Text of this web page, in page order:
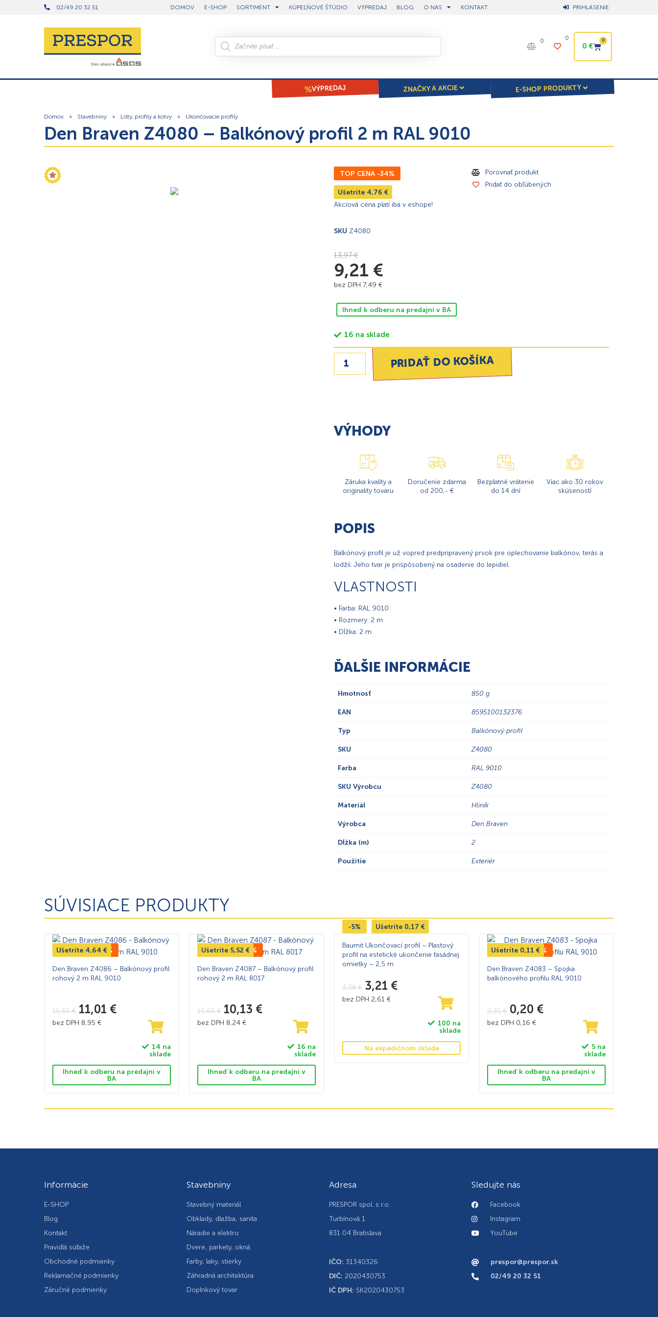
02/49 20 32 51 DOMOV E-SHOP SORTIMENT KÚPEĽŇOVÉ ŠTÚDIO VÝPREDAJ BLOG O NÁS KONTAKT PRIHLÁSENIE
0 0
0€
0
VÝPREDAJ ZNAČKY A AKCIE E-SHOP PRODUKTY
Domov » Stavebniny » Lišty, profily a kotvy » Ukončovacie profily
Den Braven Z4080 – Balkónový profil 2 m RAL 9010
TOP CENA -34%
Ušetríte 4,76 €
Akciová cena platí iba v eshope!
SKU Z4080
Porovnať produkt
Pridať do obľúbených
13,97€
9,21 €
bez DPH 7,49 €
Ihneď k odberu na predajni v BA
16 na sklade
PRIDAŤ DO KOŠÍKA
VÝHODY
Záruka kvality a
originality tovaru
Doručenie zdarma
od 200,- €
Bezplatné vrátenie
do 14 dní
Viac ako 30 rokov
skúseností
POPIS
Balkónový profil je už vopred predpripravený prvok pre oplechovanie balkónov, terás a
lodžií. Jeho tvar je prispôsobený na osadenie do lepidiel.
VLASTNOSTI
• Farba: RAL 9010
• Rozmery: 2 m
• Dĺžka: 2 m
ĎALŠIE INFORMÁCIE
Hmotnosť 850 g
EAN 8595100132376
Typ Balkónový profil
SKU Z4080
Farba RAL 9010
SKU Výrobcu Z4080
Materiál Hliník
Výrobca Den Braven
Dĺžka (m) 2
Použitie Exteriér
SÚVISIACE PRODUKTY
TOP CENA -30%
Ušetríte 4,64 €
Den Braven Z4086 – Balkónový profil
rohový 2 m RAL 9010
15,65€ 11,01 €
bez DPH 8,95 €
14 na
sklade
Ihneď k odberu na predajni v
BA
TOP CENA -35%
Ušetríte 5,52 €
Den Braven Z4087 – Balkónový profil
rohový 2 m RAL 8017
15,65€ 10,13 €
bez DPH 8,24 €
16 na
sklade
Ihneď k odberu na predajni v
BA
-5% Ušetríte 0,17 €
Baumit Ukončovací profil – Plastový
profil na estetické ukončenie fasádnej
omietky – 2,5 m
3,38€ 3,21 €
bez DPH 2,61 €
100 na
sklade
Na expedičnom sklade
TOP CENA -35%
Ušetríte 0,11 €
Den Braven Z4083 – Spojka
balkónového profilu RAL 9010
0,31€ 0,20 €
bez DPH 0,16 €
5 na
sklade
Ihneď k odberu na predajni v
BA
Informácie
E-SHOP
Blog
Kontakt
Pravidlá súťaže
Obchodné podmienky
Reklamačné podmienky
Záručné podmienky
Stavebniny
Stavebný materiál
Obklady, dlažba, sanita
Náradie a elektro
Dvere, parkety, okná
Farby, laky, stierky
Záhradná architektúra
Doplnkový tovar
Adresa
PRESPOR spol. s r.o.
Turbínová 1
831 04 Bratislava
IČO: 31340326
DIČ: 2020430753
IČ DPH: SK2020430753
Sledujte nás
Facebook
Instagram
YouTube
prespor@prespor.sk
02/49 20 32 51